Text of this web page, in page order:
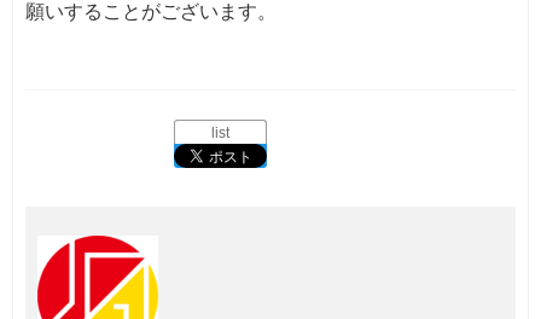
願いすることがございます。
list